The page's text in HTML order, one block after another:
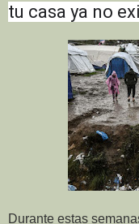
tu casa ya no
Durante estas